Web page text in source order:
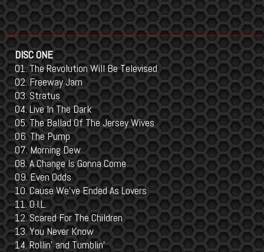
DISC ONE
01. The Revolution Will Be Televised
02. Freeway Jam
03. Stratus
04. Live In The Dark
05. The Ballad Of The Jersey Wives
06. The Pump
07. Morning Dew
08. A Change Is Gonna Come
09. Even Odds
10. Cause We've Ended As Lovers
11. O.I.L.
12. Scared For The Children
13. You Never Know
14. Rollin' and Tumblin'